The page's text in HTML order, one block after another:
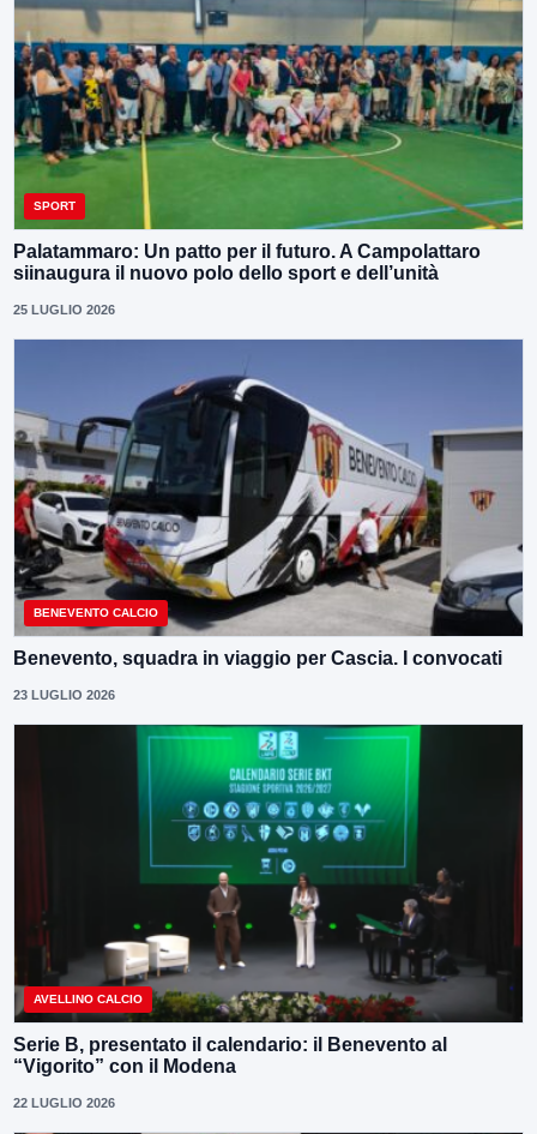
SPORT
Palatammaro: Un patto per il futuro. A Campolattaro
siinaugura il nuovo polo dello sport e dell’unità
25 LUGLIO 2026
BENEVENTO CALCIO
Benevento, squadra in viaggio per Cascia. I convocati
23 LUGLIO 2026
AVELLINO CALCIO
Serie B, presentato il calendario: il Benevento al
“Vigorito” con il Modena
22 LUGLIO 2026